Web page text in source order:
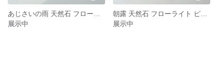
展示中
展示中